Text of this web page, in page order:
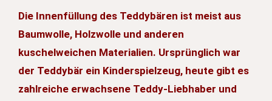
Die Innenfüllung des Teddybären ist meist aus
Baumwolle, Holzwolle und anderen
kuschelweichen Materialien. Ursprünglich war
der Teddybär ein Kinderspielzeug, heute gibt es
zahlreiche erwachsene Teddy-Liebhaber und